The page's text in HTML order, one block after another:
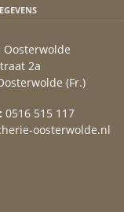
Oosterwolde
2a
(Fr.)
0516 515 117
oosterwolde.nl